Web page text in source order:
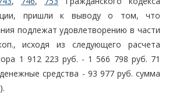
пришли к выводу о том, что
подлежат удовлетворению в части
исходя из следующего расчета
1 912 223 руб. - 1 566 798 руб. 71
средства - 93 977 руб. сумма